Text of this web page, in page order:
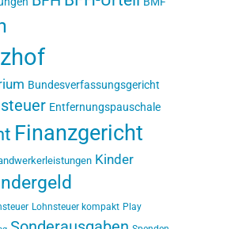
Bundesverfassungsgericht
Entfernungspauschale
Finanzgericht
Kinder
Lohnsteuer kompakt Play